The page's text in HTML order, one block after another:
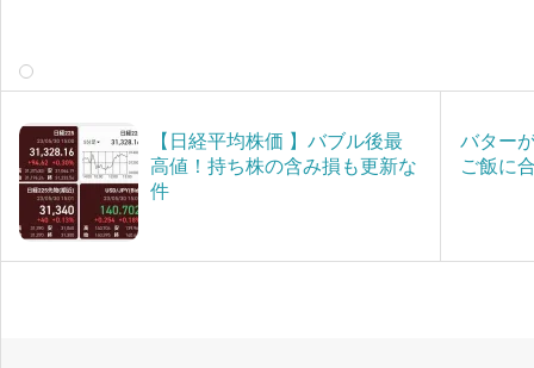
【日経平均株価 】バブル後最
高値！持ち株の含み損も更新な
件
バター
ご飯に